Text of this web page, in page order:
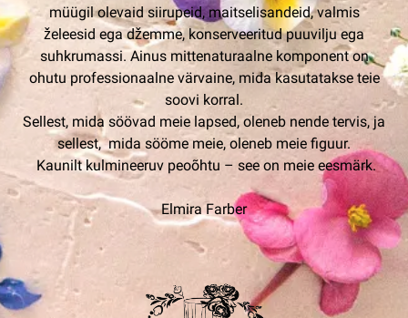
müügil olevaid siirupeid, maitselisandeid, valmis
želeesid ega džemme, konserveeritud puuvilju ega
suhkrumassi. Ainus mittenaturaalne komponent on
ohutu professionaalne värvaine, mida kasutatakse teie
soovi korral.
Sellest, mida söövad meie lapsed, oleneb nende tervis, ja
sellest, mida sööme meie, oleneb meie figuur.
Kaunilt kulmineeruv peoõhtu – see on meie eesmärk.
Elmira Farber